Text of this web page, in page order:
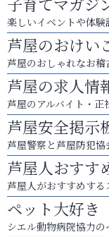
楽しいイベントや体験
芦屋のおけい
芦屋のおしゃれなお稽
芦屋の求人情
芦屋のアルバイト・正
芦屋安全掲示
芦屋警察と芦屋防犯
芦屋人おすす
芦屋人がおすすめする
ペット大好き
シエル動物病院協力